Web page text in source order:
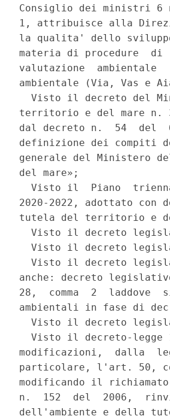
Consiglio dei ministri 6
1, attribuisce alla
la qualita' dello
materia di procedure
valutazione
ambientale (Via, Vas e
Visto il decreto del
territorio e del mare n.
dal decreto n.  54  del
definizione dei
generale del Ministero
del mare»;
Visto il  Piano
2020-2022, adottato
tutela del territorio e
Visto il decreto
Visto il decreto
Visto il decreto
anche: decreto
28,  comma  2
ambientali in fase di
Visto il decreto
Visto il decreto-legge
modificazioni,  dalla
particolare, l'art. 50,
modificando il
n.  152  del  2006,
dell'ambiente e della